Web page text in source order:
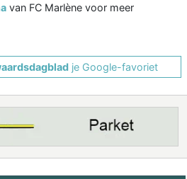
van FC Marlène voor meer
je Google-favoriet